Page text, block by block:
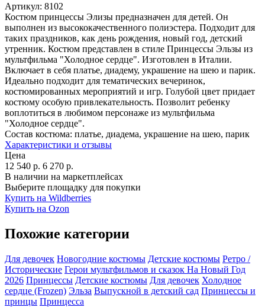
Артикул: 8102
Костюм принцессы Элизы предназначен для детей. Он
выполнен из высококачественного полиэстера. Подходит для
таких праздников, как день рождения, новый год, детский
утренник. Костюм представлен в стиле Принцессы Эльзы из
мультфильма "Холодное сердце". Изготовлен в Италии.
Включает в себя платье, диадему, украшение на шею и парик.
Идеально подходит для тематических вечеринок,
костюмированных мероприятий и игр. Голубой цвет придает
костюму особую привлекательность. Позволит ребенку
воплотиться в любимом персонаже из мультфильма
"Холодное сердце".
Состав костюма: платье, диадема, украшение на шею, парик
Характеристики и отзывы
Цена
12 540 р. 6 270 р.
В наличии на маркетплейсах
Выберите площадку для покупки
Купить на Wildberries
Купить на Ozon
Похожие категории
Для девочек Новогодние костюмы Детские костюмы Ретро /
Исторические Герои мультфильмов и сказок На Новый Год
2026 Принцессы Детские костюмы Для девочек Холодное
сердце (Frozen) Эльза Выпускной в детский сад Принцессы и
принцы Принцесса